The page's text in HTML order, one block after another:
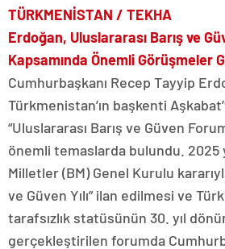
TÜRKMENİSTAN / TEKHA
Erdoğan, Uluslararası Barış ve
Kapsamında Önemli Görüşmeler
Cumhurbaşkanı Recep Tayyip
Türkmenistan’ın başkenti
“Uluslararası Barış ve Güven
önemli temaslarda bulundu. 2025
Milletler (BM) Genel Kurulu
ve Güven Yılı” ilan edilmesi ve
tarafsızlık statüsünün 30. yıl
gerçekleştirilen forumda